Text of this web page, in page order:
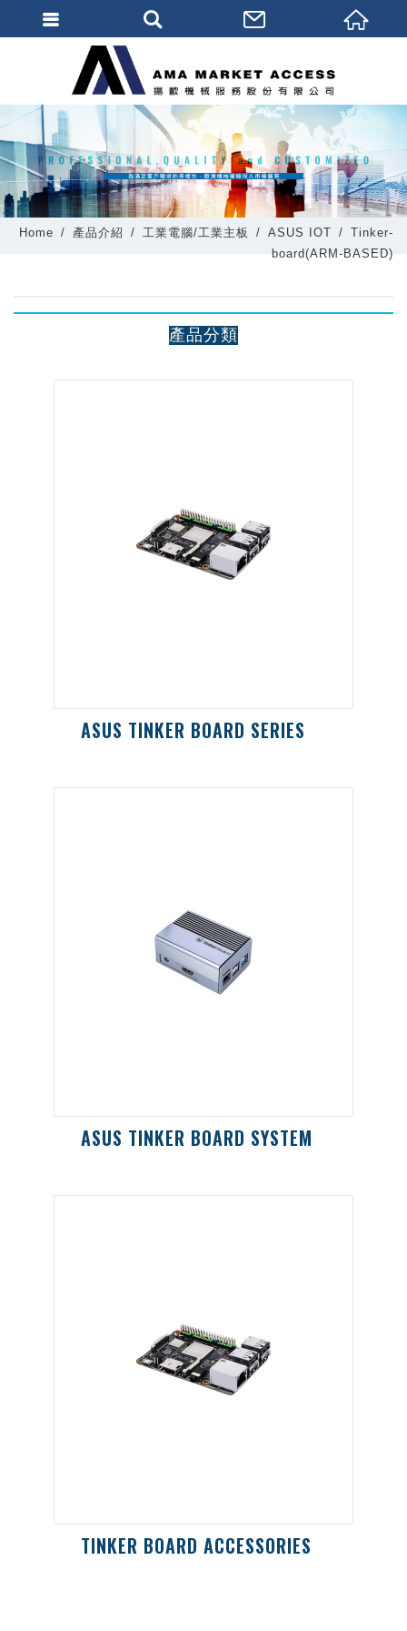
Home 產品介紹 工業電腦/工業主板 ASUS IOT
Tinker-
board(ARM-BASED)
產品分類
ASUS TINKER BOARD SERIES
ASUS TINKER BOARD SYSTEM
TINKER BOARD ACCESSORIES
會員登入(燈箱)
加入會員
忘記密碼
密碼修改
訂單查詢
會員登出